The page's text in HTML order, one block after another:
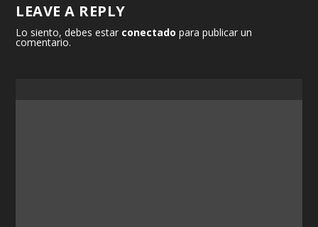
LEAVE A REPLY
Lo siento, debes estar conectado para publicar un
comentario.